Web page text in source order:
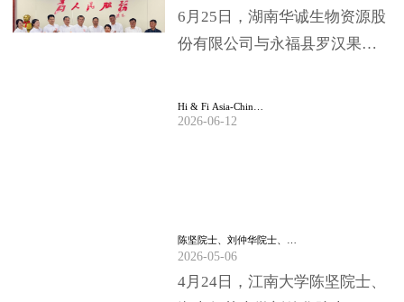
6月25日，湖南华诚生物资源股
份有限公司与永福县罗汉果深
举行。永福县委书…
Hi & Fi Asia-Chin…
2026-06-12
陈坚院士、刘仲华院士、…
2026-05-06
4月24日，江南大学陈坚院士、